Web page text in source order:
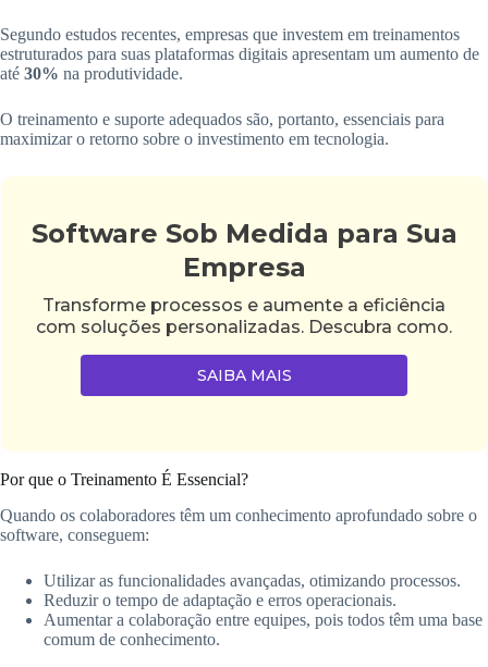
Segundo estudos recentes, empresas que investem em treinamentos
estruturados para suas plataformas digitais apresentam um aumento de
até 30% na produtividade.
O treinamento e suporte adequados são, portanto, essenciais para
maximizar o retorno sobre o investimento em tecnologia.
Software Sob Medida para Sua
Empresa
Transforme processos e aumente a eficiência
com soluções personalizadas. Descubra como.
SAIBA MAIS
Por que o Treinamento É Essencial?
Quando os colaboradores têm um conhecimento aprofundado sobre o
software, conseguem:
Utilizar as funcionalidades avançadas, otimizando processos.
Reduzir o tempo de adaptação e erros operacionais.
Aumentar a colaboração entre equipes, pois todos têm uma base
comum de conhecimento.